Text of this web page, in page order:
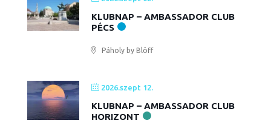
KLUBNAP – AMBASSADOR CLUB
PÉCS
Páholy by Blöff
2026.szept 12.
KLUBNAP – AMBASSADOR CLUB
HORIZONT